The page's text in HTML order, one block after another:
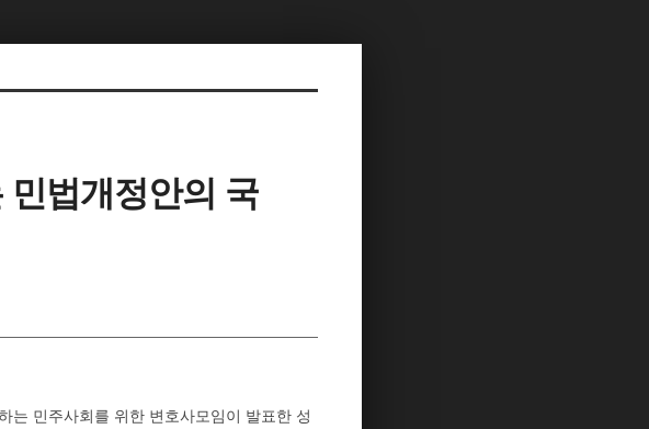
민법개정안의 국
는 민주사회를 위한 변호사모임이 발표한 성